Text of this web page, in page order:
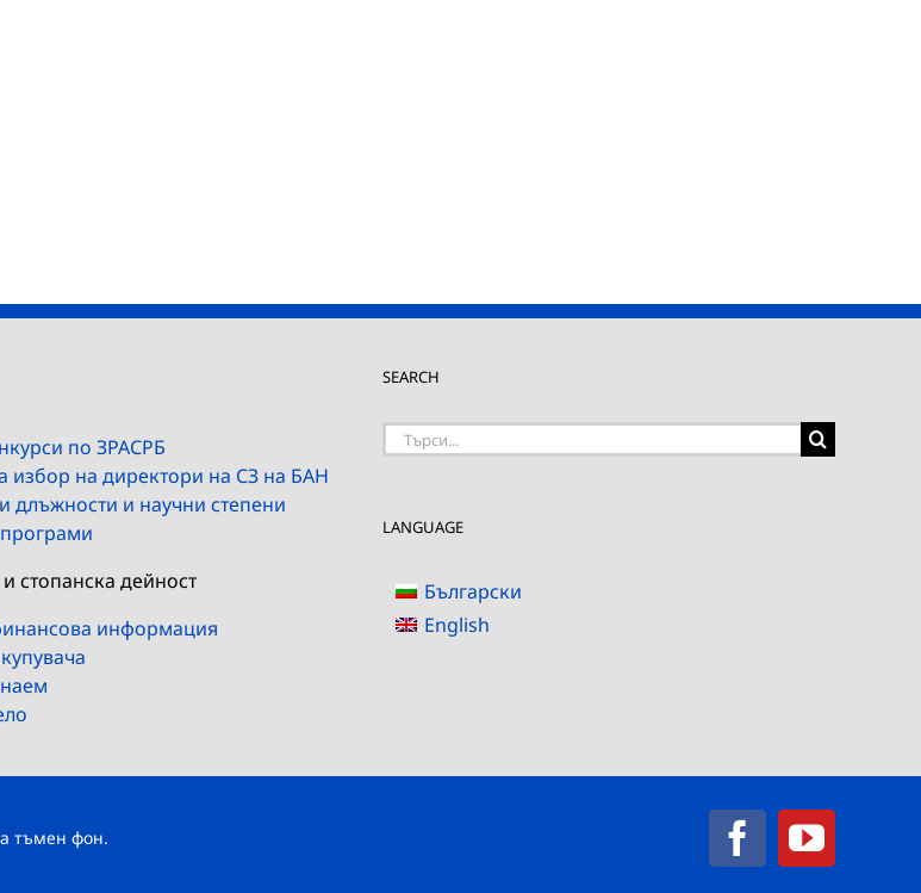
по ЗРАСРБ
избор на директори на СЗ на БАН
длъжности и научни степени
стопанска дейност
информация
SEARCH
Търсене
LANGUAGE
Български
English
тъмен фон. Facebook